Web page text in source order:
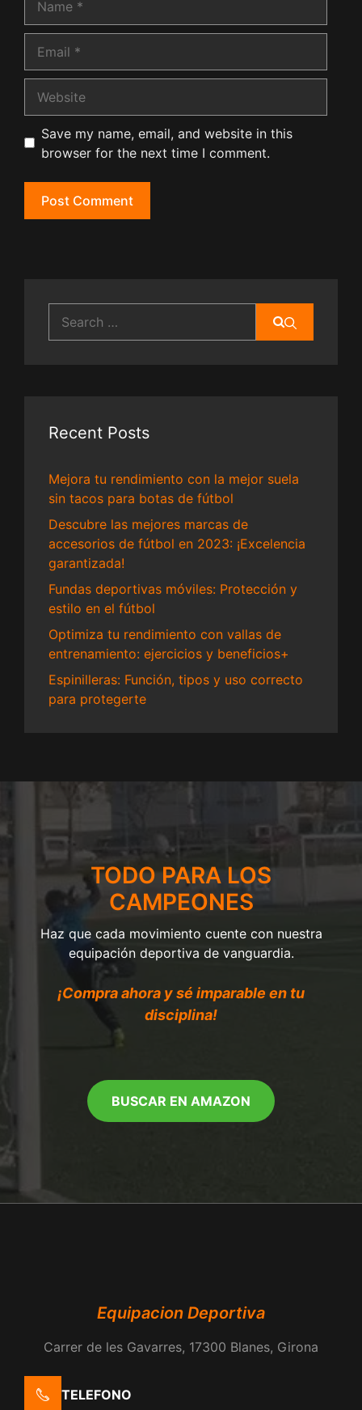
Save my name, email, and website in this
browser for the next time I comment.
for:
Recent Posts
Mejora tu rendimiento con la mejor suela
sin tacos para botas de fútbol
Descubre las mejores marcas de
accesorios de fútbol en 2023: ¡Excelencia
garantizada!
Fundas deportivas móviles: Protección y
estilo en el fútbol
Optimiza tu rendimiento con vallas de
entrenamiento: ejercicios y beneficios+
Espinilleras: Función, tipos y uso correcto
para protegerte
TODO PARA LOS
CAMPEONES
Haz que cada movimiento cuente con nuestra
equipación deportiva de vanguardia.
¡Compra ahora y sé imparable en tu
disciplina!
BUSCAR EN AMAZON
Equipacion Deportiva
Carrer de les Gavarres, 17300 Blanes, Girona
TELEFONO